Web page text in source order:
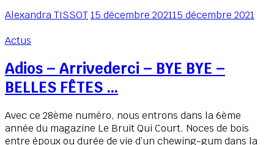
Alexandra TISSOT15 décembre 202115 décembre 2021
Actus
Adios – Arrivederci – BYE BYE –
BELLES FÊTES …
Avec ce 28ème numéro, nous entrons dans la 6ème
année du magazine Le Bruit Qui Court. Noces de bois
entre époux ou durée de vie d’un chewing-gum dans la